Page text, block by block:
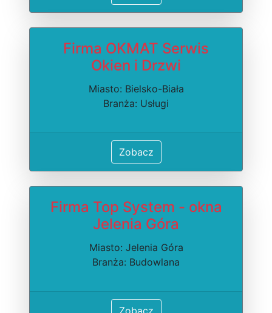
Firma OKMAT Serwis
Okien i Drzwi
Miasto: Bielsko-Biała
Branża: Usługi
Zobacz
Firma Top System - okna
Jelenia Góra
Miasto: Jelenia Góra
Branża: Budowlana
Zobacz